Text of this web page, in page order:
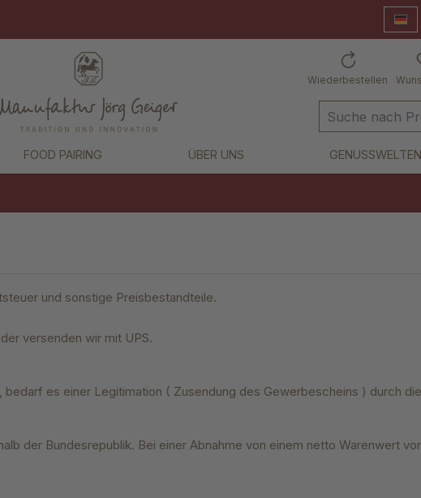
Wiederbestellen
FOOD PAIRING ÜBER UNS GENUSSWELTEN
und sonstige Preisbestandteile.
versenden wir mit UPS.
es einer Legitimation ( Zusendung des Gewerbescheins ) durch
der Bundesrepublik. Bei einer Abnahme von einem netto Warenwert